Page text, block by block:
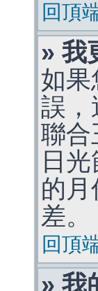
回頂
» 我
如果
誤，
聯合
日
的
差。
回頂
» 我